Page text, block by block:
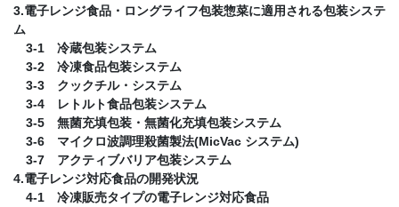
3.電子レンジ食品・ロングライフ包装惣菜に適用される包装システ
ム
3-1 冷蔵包装システム
3-2 冷凍食品包装システム
3-3 クックチル・システム
3-4 レトルト食品包装システム
3-5 無菌充填包装・無菌化充填包装システム
3-6 マイクロ波調理殺菌製法(MicVac システム)
3-7 アクティブバリア包装システム
4.電子レンジ対応食品の開発状況
4-1 冷凍販売タイプの電子レンジ対応食品